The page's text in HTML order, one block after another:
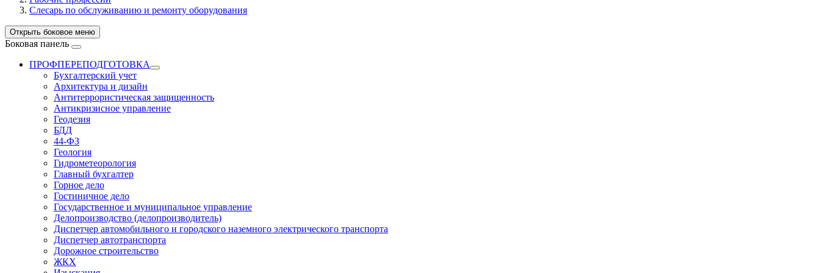
Слесарь по обслуживанию и ремонту оборудования
Открыть боковое меню
Боковая панель
ПРОФПЕРЕПОДГОТОВКА
Бухгалтерский учет
Архитектура и дизайн
Антитеррористическая защищенность
Антикризисное управление
Геодезия
БДД
44-ФЗ
Геология
Гидрометеорология
Главный бухгалтер
Горное дело
Гостиничное дело
Государственное и муниципальное управление
Делопроизводство (делопроизводитель)
Диспетчер автомобильного и городского наземного электрического транспорта
Диспетчер автотранспорта
Дорожное строительство
ЖКХ